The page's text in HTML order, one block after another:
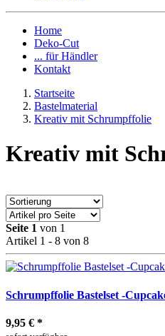
Home
Deko-Cut
... für Händler
Kontakt
Startseite
Bastelmaterial
Kreativ mit Schrumpffolie
Kreativ mit
Seite 1 von 1
Artikel 1 - 8 von 8
Schrumpffolie Bastelset -
9,95 € *